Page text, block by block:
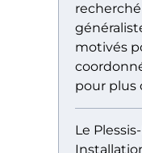
motivés
pour plus
Le